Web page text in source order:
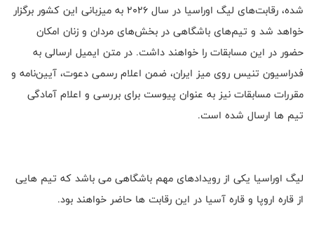
شده، رقابت‌های لیگ اوراسیا در سال ۲۰۲۶ به میزبانی این کشور برگزار
خواهد شد و تیم‌های باشگاهی در بخش‌های مردان و زنان امکان
حضور در این مسابقات را خواهند داشت. در متن ایمیل ارسالی به
فدراسیون تنیس روی میز ایران، ضمن اعلام رسمی دعوت، آیین‌نامه و
مقررات مسابقات نیز به عنوان پیوست برای بررسی و اعلام آمادگی
تیم ها ارسال شده است.
لیگ اوراسیا یکی از رویدادهای مهم باشگاهی می باشد که تیم هایی
از قاره اروپا و قاره آسیا در این رقابت ها حاضر خواهند بود.